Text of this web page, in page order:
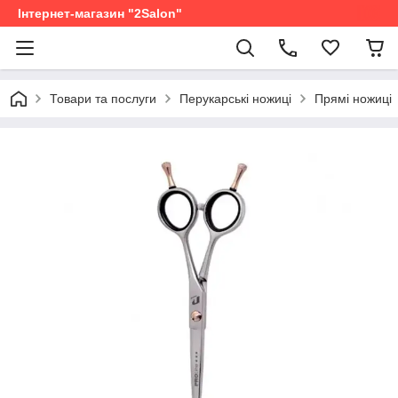
Інтернет-магазин "2Salon"
Товари та послуги Перукарські ножиці Прямі ножиці